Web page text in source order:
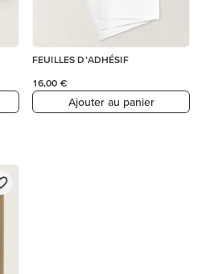
FEUILLES D’ADHÉSIF
16,00 €
Ajouter au panier